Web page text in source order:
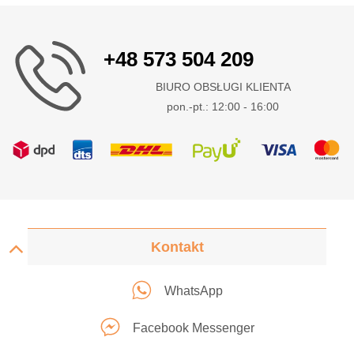
+48 573 504 209
BIURO OBSŁUGI KLIENTA
pon.-pt.: 12:00 - 16:00
Kontakt
WhatsApp
Facebook Messenger